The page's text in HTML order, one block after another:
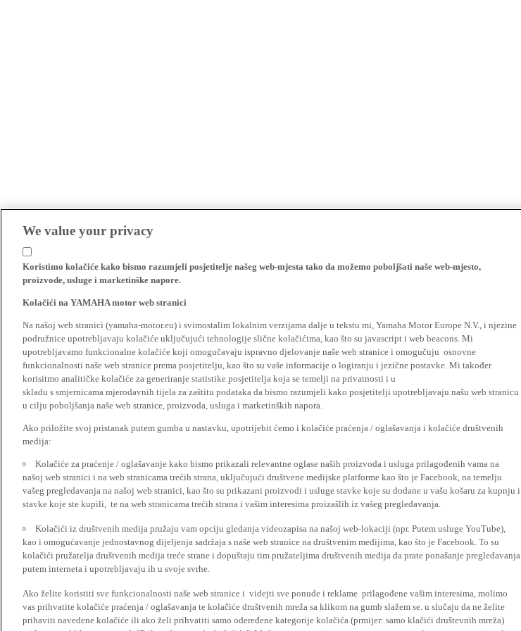
We value your privacy
Koristimo kolačiće kako bismo razumjeli posjetitelje našeg web-mjesta tako da možemo poboljšati naše web-mjesto,
proizvode, usluge i marketinške napore.
Kolačići na YAMAHA motor web stranici
Na našoj web stranici (yamaha-motor.eu) i svimostalim lokalnim verzijama dalje u tekstu mi, Yamaha Motor Europe N.V., i njezine
podružnice upotrebljavaju kolačiće uključujući tehnologije slične kolačićima, kao što su javascript i web beacons. Mi
upotrebljavamo funkcionalne kolačiće koji omogučavaju ispravno djelovanje naše web stranice i omogučuju osnovne
funkcionalnosti naše web stranice prema posjetitelju, kao što su vaše informacije o logiranju i jezične postavke. Mi također
korisitmo analitičke kolačiće za generiranje statistike posjetitelja koja se temelji na privatnosti i u
skladu s smjernicama mjerodavnih tijela za zaštitu podataka da bismo razumjeli kako posjetitelji upotrebljavaju našu web stranicu
u cilju poboljšanja naše web stranice, proizvoda, usluga i marketinških napora.
Ako priložite svoj pristanak putem gumba u nastavku, upotrijebit ćemo i kolačiće praćenja / oglašavanja i kolačiće društvenih
medija:
Kolačiće za praćenje / oglašavanje kako bismo prikazali relevantne oglase naših proizvoda i usluga prilagođenih vama na
našoj web stranici i na web stranicama trećih strana, uključujući društvene medijske platforme kao što je Facebook, na temelju
vašeg pregledavanja na našoj web stranici, kao što su prikazani proizvodi i usluge stavke koje su dodane u vašu košaru za kupnju i
stavke koje ste kupili, te na web stranicama trećih strana i vašim interesima proizašlih iz vašeg pregledavanja.
Kolačići iz društvenih medija pružaju vam opciju gledanja videozapisa na našoj web-lokaciji (npr. Putem usluge YouTube),
kao i omogućavanje jednostavnog dijeljenja sadržaja s naše web stranice na društvenim medijima, kao što je Facebook. To su
kolačići pružatelja društvenih medija treće strane i dopuštaju tim pružateljima društvenih medija da prate ponašanje pregledavanja
putem interneta i upotrebljavaju ih u svoje svrhe.
Ako želite koristiti sve funkcionalnosti naše web stranice i videjti sve ponude i reklame prilagođene vašim interesima, molimo
vas prihvatite kolačiće praćenja / oglašavanja te kolačiće društvenih mreža sa klikom na gumb slažem se. u slučaju da ne želite
prihaviti navedene kolačiće ili ako želi prihvatiti samo odeređene kategorije kolačića (prmijer: samo klačići društevnih mreža)